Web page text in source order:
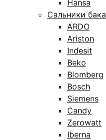
Hansa
Сальники бака
ARDO
Ariston
Indesit
Beko
Blomberg
Bosch
Siemens
Candy
Zerowatt
Iberna